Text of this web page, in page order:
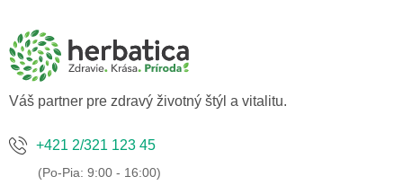
Váš partner pre zdravý životný štýl a vitalitu.
+421 2/321 123 45